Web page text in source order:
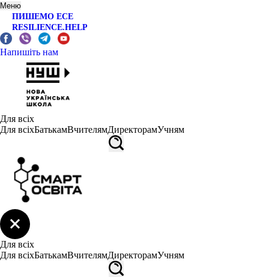
Меню
ПИШЕМО ЕСЕ
RESILIENCE.HELP
Напишіть нам
Для всіх
Для всіхБатькамВчителямДиректорамУчням
Для всіх
Для всіхБатькамВчителямДиректорамУчням